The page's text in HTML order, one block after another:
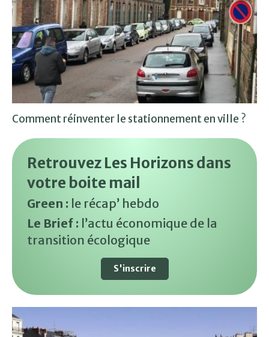
Comment réinventer le stationnement en ville ?
Retrouvez Les Horizons dans
votre boite mail
Green : le récap’ hebdo
Le Brief : l’actu économique de la
transition écologique
S'inscrire